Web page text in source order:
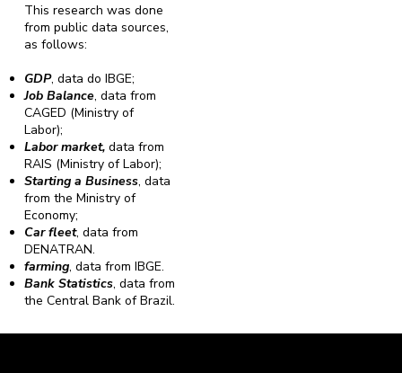
This research was done
from public data sources,
as follows:
GDP, data do IBGE;
Job Balance, data from
CAGED (Ministry of
Labor);
Labor market,data from
RAIS (Ministry of Labor);
Starting a Business, data
from the Ministry of
Economy;
Car fleet, data from
DENATRAN.
farming, data from IBGE.
Bank Statistics, data from
the Central Bank of Brazil.